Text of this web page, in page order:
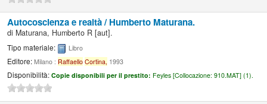
Autocoscienza e realtà /Humberto Maturana.
di Maturana, Humberto R [aut].
Tipo materiale: Libro
Editore:Milano : Raffaello Cortina, 1993
Disponibilità:Copie disponibili per il prestito: Feyles [Collocazione:910.MAT] (1).